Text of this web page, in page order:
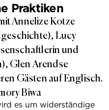
Praktiken
Annelize Kotze
Lucy
und
Glen Arendse
Gästen auf Englisch.
Biwa
es um widerständige